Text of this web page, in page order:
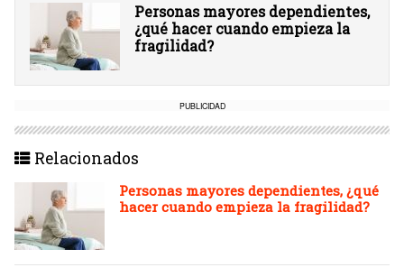
Personas mayores dependientes,
¿qué hacer cuando empieza la
fragilidad?
PUBLICIDAD
Relacionados
Personas mayores dependientes, ¿qué
hacer cuando empieza la fragilidad?